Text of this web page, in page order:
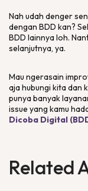
Nah udah denger
dengan BDD kan?
BDD lainnya loh.
selanjutnya, ya.
Mau ngerasain
aja hubungi kita dan
punya banyak
issue yang kamu
Dicoba Digital
Related